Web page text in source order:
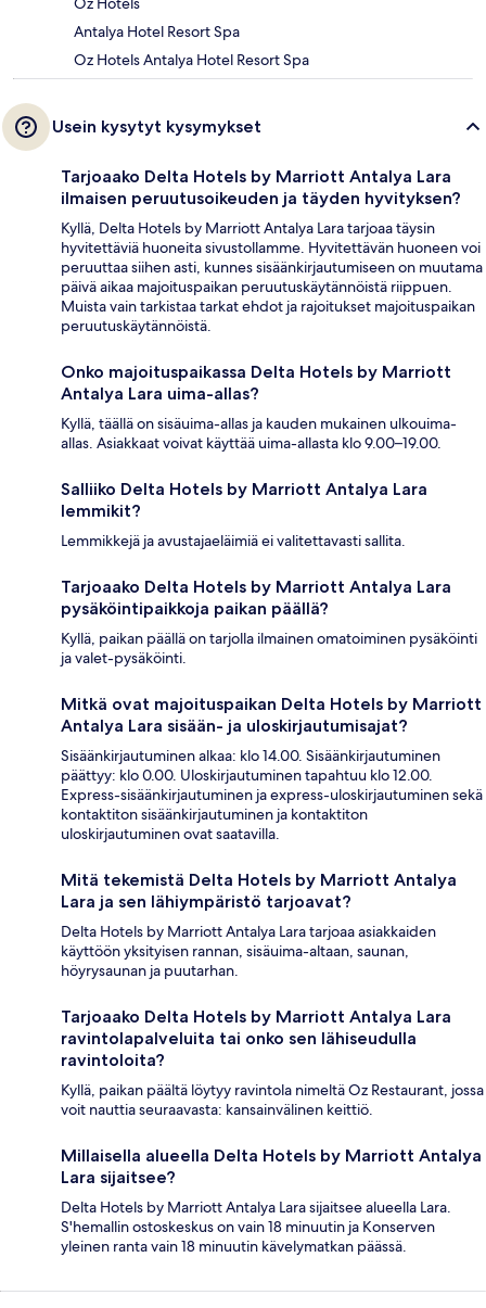
Antalya Hotel Resort Spa
Oz Hotels Antalya Hotel Resort Spa
Usein kysytyt kysymykset
Tarjoaako Delta Hotels by Marriott Antalya Lara
ilmaisen peruutusoikeuden ja täyden hyvityksen?
Kyllä, Delta Hotels by Marriott Antalya Lara tarjoaa täysin
hyvitettäviä huoneita sivustollamme. Hyvitettävän huoneen voi
peruuttaa siihen asti, kunnes sisäänkirjautumiseen on muutama
päivä aikaa majoituspaikan peruutuskäytännöistä riippuen.
Muista vain tarkistaa tarkat ehdot ja rajoitukset majoituspaikan
peruutuskäytännöistä.
Onko majoituspaikassa Delta Hotels by Marriott
Antalya Lara uima-allas?
Kyllä, täällä on sisäuima-allas ja kauden mukainen ulkouima-
allas. Asiakkaat voivat käyttää uima-allasta klo 9.00–19.00.
Salliiko Delta Hotels by Marriott Antalya Lara
lemmikit?
Lemmikkejä ja avustajaeläimiä ei valitettavasti sallita.
Tarjoaako Delta Hotels by Marriott Antalya Lara
pysäköintipaikkoja paikan päällä?
Kyllä, paikan päällä on tarjolla ilmainen omatoiminen pysäköinti
ja valet-pysäköinti.
Mitkä ovat majoituspaikan Delta Hotels by Marriott
Antalya Lara sisään- ja uloskirjautumisajat?
Sisäänkirjautuminen alkaa: klo 14.00. Sisäänkirjautuminen
päättyy: klo 0.00. Uloskirjautuminen tapahtuu klo 12.00.
Express-sisäänkirjautuminen ja express-uloskirjautuminen sekä
kontaktiton sisäänkirjautuminen ja kontaktiton
uloskirjautuminen ovat saatavilla.
Mitä tekemistä Delta Hotels by Marriott Antalya
Lara ja sen lähiympäristö tarjoavat?
Delta Hotels by Marriott Antalya Lara tarjoaa asiakkaiden
käyttöön yksityisen rannan, sisäuima-altaan, saunan,
höyrysaunan ja puutarhan.
Tarjoaako Delta Hotels by Marriott Antalya Lara
ravintolapalveluita tai onko sen lähiseudulla
ravintoloita?
Kyllä, paikan päältä löytyy ravintola nimeltä Oz Restaurant, jossa
voit nauttia seuraavasta: kansainvälinen keittiö.
Millaisella alueella Delta Hotels by Marriott Antalya
Lara sijaitsee?
Delta Hotels by Marriott Antalya Lara sijaitsee alueella Lara.
S'hemallin ostoskeskus on vain 18 minuutin ja Konserven
yleinen ranta vain 18 minuutin kävelymatkan päässä.